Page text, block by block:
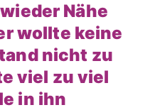
Nähe
wollte keine
nicht zu
viel zu viel
in ihn